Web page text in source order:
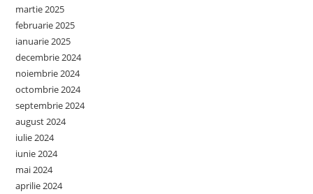
martie 2025
februarie 2025
ianuarie 2025
decembrie 2024
noiembrie 2024
octombrie 2024
septembrie 2024
august 2024
iulie 2024
iunie 2024
mai 2024
aprilie 2024